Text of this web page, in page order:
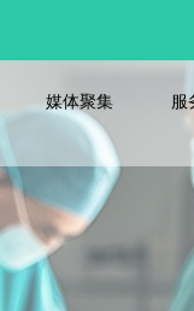
媒体聚集 服